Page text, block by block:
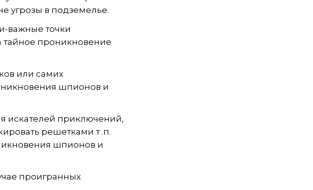
угрозы в подземелье.
важные точки
тайное проникновение
или самих
шпионов и
искателей приключений,
решетками т .п.
шпионов и
проигранных